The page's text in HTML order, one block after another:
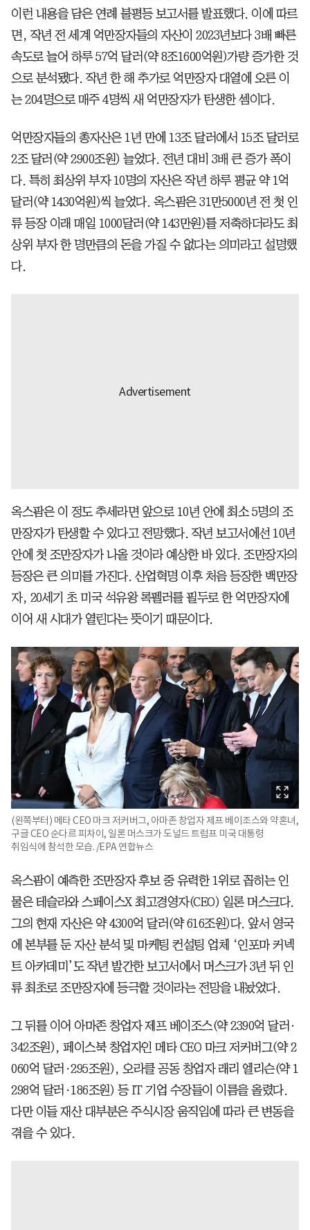
이런 내용을 담은 연례 불평등 보고서를 발표했다. 이에 따르
면, 작년 전 세계 억만장자들의 자산이 2023년보다 3배 빠른
속도로 늘어 하루 57억 달러(약 8조1600억원)가량 증가한 것
으로 분석됐다. 작년 한 해 추가로 억만장자 대열에 오른 이
는 204명으로 매주 4명씩 새 억만장자가 탄생한 셈이다.
억만장자들의 총자산은 1년 만에 13조 달러에서 15조 달러로
2조 달러(약 2900조원) 늘었다. 전년 대비 3배 큰 증가 폭이
다. 특히 최상위 부자 10명의 자산은 작년 하루 평균 약 1억
달러(약 1430억원)씩 늘었다. 옥스팜은 31만5000년 전 첫 인
류 등장 이래 매일 1000달러(약 143만원)를 저축하더라도 최
상위 부자 한 명만큼의 돈을 가질 수 없다는 의미라고 설명했
다.
옥스팜은 이 정도 추세라면 앞으로 10년 안에 최소 5명의 조
만장자가 탄생할 수 있다고 전망했다. 작년 보고서에선 10년
안에 첫 조만장자가 나올 것이라 예상한 바 있다. 조만장자의
등장은 큰 의미를 가진다. 산업혁명 이후 처음 등장한 백만장
자, 20세기 초 미국 석유왕 록펠러를 필두로 한 억만장자에
이어 새 시대가 열린다는 뜻이기 때문이다.
(왼쪽부터) 메타 CEO 마크 저커버그, 아마존 창업자 제프 베이조스와 약혼녀,
구글 CEO 순다르 피차이, 일론 머스크가 도널드 트럼프 미국 대통령
취임식에 참석한 모습. /EPA 연합뉴스
옥스팜이 예측한 조만장자 후보 중 유력한 1위로 꼽히는 인
물은 테슬라와 스페이스X 최고경영자(CEO) 일론 머스크다.
그의 현재 자산은 약 4300억 달러(약 616조원)다. 앞서 영국
에 본부를 둔 자산 분석 및 마케팅 컨설팅 업체 ‘인포마 커넥
트 아카데미’도 작년 발간한 보고서에서 머스크가 3년 뒤 인
류 최초로 조만장자에 등극할 것이라는 전망을 내놨었다.
그 뒤를 이어 아마존 창업자 제프 베이조스(약 2390억 달러·
342조원), 페이스북 창업자인 메타 CEO 마크 저커버그(약 2
060억 달러·295조원), 오라클 공동 창업자 래리 엘리슨(약 1
298억 달러·186조원) 등 IT 기업 수장들이 이름을 올렸다.
다만 이들 재산 대부분은 주식시장 움직임에 따라 큰 변동을
겪을 수 있다.